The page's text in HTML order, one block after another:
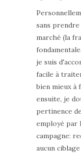
sans
marché (la
je suis
facile à
bien mieux à
ensuite, je
pertinence
employé par
campagne:
aucun